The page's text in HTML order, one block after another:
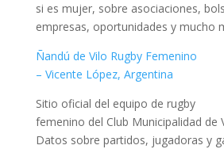
si es mujer, sobre asociaciones,
empresas, oportunidades y mucho
Ñandú de Vilo Rugby Femenino
– Vicente López, Argentina
Sitio oficial del equipo de rugby
femenino del Club Municipalidad de
Datos sobre partidos, jugadoras y